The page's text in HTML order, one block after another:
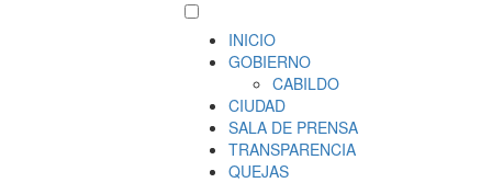
INICIO
GOBIERNO
CABILDO
CIUDAD
SALA DE PRENSA
TRANSPARENCIA
QUEJAS